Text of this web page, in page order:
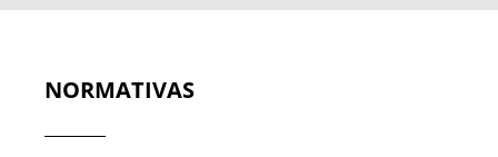
NORMATIVAS